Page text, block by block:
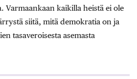
Varmaankaan kaikilla heistä ei ole
siitä, mitä demokratia on ja
tasaveroisesta asemasta